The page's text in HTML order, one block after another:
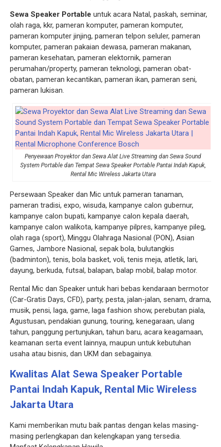
Sewa Speaker Portable untuk acara Natal, paskah, seminar,
olah raga, kkr, pameran komputer, pameran komputer,
pameran komputer jinjing, pameran telpon seluler, pameran
komputer, pameran pakaian dewasa, pameran makanan,
pameran kesehatan, pameran elektornik, pameran
perumahan/property, pameran teknologi, pameran obat-
obatan, pameran kecantikan, pameran ikan, pameran seni,
pameran lukisan.
Penyewaan Proyektor dan Sewa Alat Live Streaming dan Sewa Sound
System Portable dan Tempat Sewa Speaker Portable Pantai Indah Kapuk,
Rental Mic Wireless Jakarta Utara
Persewaan Speaker dan Mic untuk pameran tanaman,
pameran tradisi, expo, wisuda, kampanye calon gubernur,
kampanye calon bupati, kampanye calon kepala daerah,
kampanye calon walikota, kampanye pilpres, kampanye pileg,
olah raga (sport), Minggu Olahraga Nasional (PON), Asian
Games, Jambore Nasional, sepak bola, bulutangkis
(badminton), tenis, bola basket, voli, tenis meja, atletik, lari,
dayung, berkuda, futsal, balapan, balap mobil, balap motor.
Rental Mic dan Speaker untuk hari bebas kendaraan bermotor
(Car-Gratis Days, CFD), party, pesta, jalan-jalan, senam, drama,
musik, pensi, laga, game, laga fashion show, perebutan piala,
Agustusan, pendakian gunung, touring, kenegaraan, ulang
tahun, panggung pertunjukan, tahun baru, acara keagamaan,
keamanan serta event lainnya, maupun untuk kebutuhan
usaha atau bisnis, dan UKM dan sebagainya.
Kwalitas Alat Sewa Speaker Portable
Pantai Indah Kapuk, Rental Mic Wireless
Jakarta Utara
Kami memberikan mutu baik pantas dengan kelas masing-
masing perlengkapan dan kelengkapan yang tersedia.